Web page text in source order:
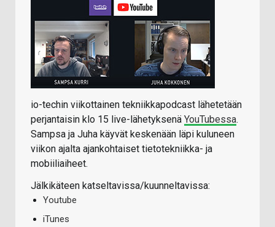
io-techin viikottainen tekniikkapodcast lähetetään
perjantaisin klo 15 live-lähetyksenä YouTubessa.
Sampsa ja Juha käyvät keskenään läpi kuluneen
viikon ajalta ajankohtaiset tietotekniikka- ja
mobiiliaiheet.
Jälkikäteen katseltavissa/kuunneltavissa:
Youtube
iTunes